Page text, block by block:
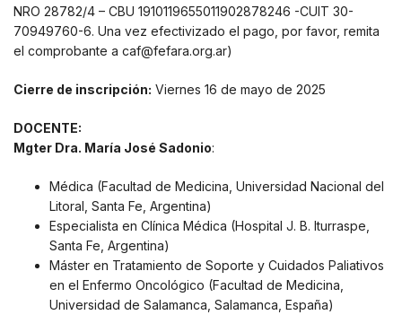
NRO 28782/4 – CBU 1910119655011902878246 -CUIT 30-
70949760-6. Una vez efectivizado el pago, por favor, remita
el comprobante a caf@fefara.org.ar)
Cierre de inscripción: Viernes 16 de mayo de 2025
DOCENTE:
Mgter Dra. María José Sadonio:
Médica (Facultad de Medicina, Universidad Nacional del
Litoral, Santa Fe, Argentina)
Especialista en Clínica Médica (Hospital J. B. Iturraspe,
Santa Fe, Argentina)
Máster en Tratamiento de Soporte y Cuidados Paliativos
en el Enfermo Oncológico (Facultad de Medicina,
Universidad de Salamanca, Salamanca, España)